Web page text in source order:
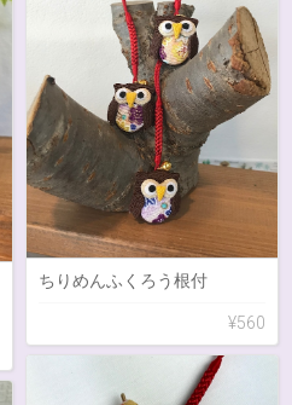
ちりめんふくろう根付
¥560